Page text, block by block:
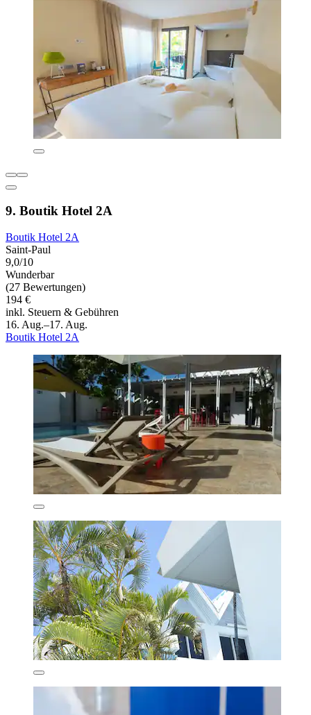
9. Boutik Hotel 2A
Boutik Hotel 2A
Saint-Paul
9,0/10
Wunderbar
(27 Bewertungen)
194 €
inkl. Steuern & Gebühren
16. Aug.–17. Aug.
Boutik Hotel 2A